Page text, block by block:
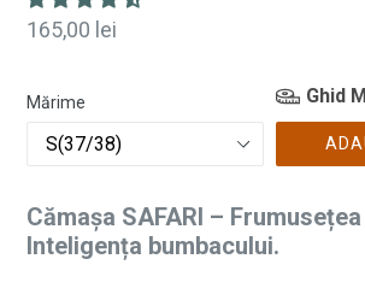
Preț
165,00 lei
Mărime Ghid
Cămașa SAFARI –
Inteligența bumbacului.